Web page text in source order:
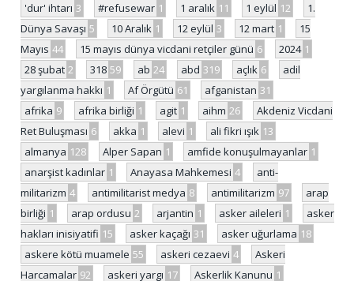
'dur' ihtarı 3 #refusewar 1 1 aralık 11 1 eylül 12
1.
Dünya Savaşı 5 10 Aralık 1 12 eylül 3 12 mart 1
15
Mayıs 44 15 mayıs dünya vicdani retçiler günü 6 2024 1
28 şubat 2 318 59 ab 24 abd 319 açlık 6
adil
yargılanma hakkı 1 Af Örgütü 61 afganistan 31
afrika 9 afrika birliği 1 agit 1 aihm 26
Akdeniz Vicdani
Ret Buluşması 6 akka 1 alevi 1 ali fikri ışık 13
almanya 128 Alper Sapan 1 amfide konuşulmayanlar 1
anarşist kadınlar 1 Anayasa Mahkemesi 4
anti-
militarizm 4 antimilitarist medya 8 antimilitarizm 97
arap
birliği 1 arap ordusu 2 arjantin 1 asker aileleri 1
asker
hakları inisiyatifi 15 asker kaçağı 31 asker uğurlama 18
askere kötü muamele 55 askeri cezaevi 4
Askeri
Harcamalar 92 askeri yargı 17 Askerlik Kanunu 1